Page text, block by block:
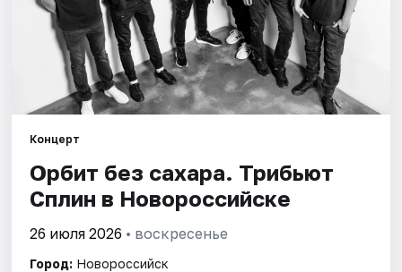
Города
Площадки
Рейтинги
Концерт
Орбит без сахара. Трибьют
Сплин в Новороссийске
26 июля 2026 • воскресенье
Город: Новороссийск